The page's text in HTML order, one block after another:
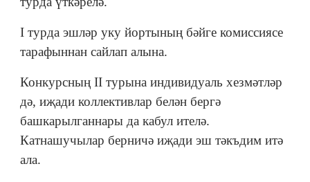
I турда эшләр уку йортының бәйге комиссиясе
тарафыннан сайлап алына.
Конкурсның II турына индивидуаль хезмәтләр
дә, иҗади коллективлар белән бергә
башкарылганнары да кабул ителә.
Катнашучылар берничә иҗади эш тәкъдим итә
ала.